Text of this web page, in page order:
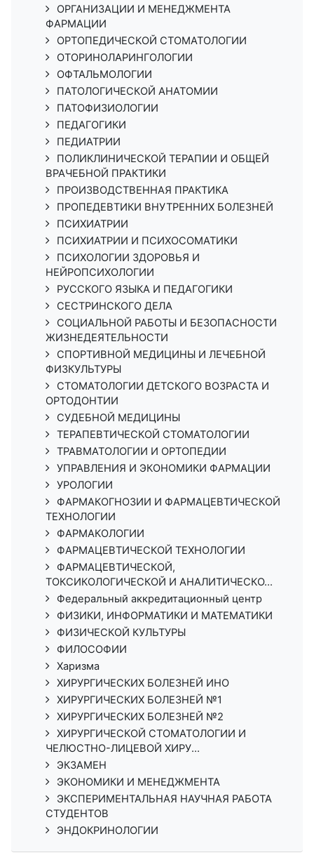
ОРГАНИЗАЦИИ И МЕНЕДЖМЕНТА
ФАРМАЦИИ
ОРТОПЕДИЧЕСКОЙ СТОМАТОЛОГИИ
ОТОРИНОЛАРИНГОЛОГИИ
ОФТАЛЬМОЛОГИИ
ПАТОЛОГИЧЕСКОЙ АНАТОМИИ
ПАТОФИЗИОЛОГИИ
ПЕДАГОГИКИ
ПЕДИАТРИИ
ПОЛИКЛИНИЧЕСКОЙ ТЕРАПИИ И ОБЩЕЙ
ВРАЧЕБНОЙ ПРАКТИКИ
ПРОИЗВОДСТВЕННАЯ ПРАКТИКА
ПРОПЕДЕВТИКИ ВНУТРЕННИХ БОЛЕЗНЕЙ
ПСИХИАТРИИ
ПСИХИАТРИИ И ПСИХОСОМАТИКИ
ПСИХОЛОГИИ ЗДОРОВЬЯ И
НЕЙРОПСИХОЛОГИИ
РУССКОГО ЯЗЫКА И ПЕДАГОГИКИ
СЕСТРИНСКОГО ДЕЛА
СОЦИАЛЬНОЙ РАБОТЫ И БЕЗОПАСНОСТИ
ЖИЗНЕДЕЯТЕЛЬНОСТИ
СПОРТИВНОЙ МЕДИЦИНЫ И ЛЕЧЕБНОЙ
ФИЗКУЛЬТУРЫ
СТОМАТОЛОГИИ ДЕТСКОГО ВОЗРАСТА И
ОРТОДОНТИИ
СУДЕБНОЙ МЕДИЦИНЫ
ТЕРАПЕВТИЧЕСКОЙ СТОМАТОЛОГИИ
ТРАВМАТОЛОГИИ И ОРТОПЕДИИ
УПРАВЛЕНИЯ И ЭКОНОМИКИ ФАРМАЦИИ
УРОЛОГИИ
ФАРМАКОГНОЗИИ И ФАРМАЦЕВТИЧЕСКОЙ
ТЕХНОЛОГИИ
ФАРМАКОЛОГИИ
ФАРМАЦЕВТИЧЕСКОЙ ТЕХНОЛОГИИ
ФАРМАЦЕВТИЧЕСКОЙ,
ТОКСИКОЛОГИЧЕСКОЙ И АНАЛИТИЧЕСКО...
Федеральный аккредитационный центр
ФИЗИКИ, ИНФОРМАТИКИ И МАТЕМАТИКИ
ФИЗИЧЕСКОЙ КУЛЬТУРЫ
ФИЛОСОФИИ
Харизма
ХИРУРГИЧЕСКИХ БОЛЕЗНЕЙ ИНО
ХИРУРГИЧЕСКИХ БОЛЕЗНЕЙ №1
ХИРУРГИЧЕСКИХ БОЛЕЗНЕЙ №2
ХИРУРГИЧЕСКОЙ СТОМАТОЛОГИИ И
ЧЕЛЮСТНО-ЛИЦЕВОЙ ХИРУ...
ЭКЗАМЕН
ЭКОНОМИКИ И МЕНЕДЖМЕНТА
ЭКСПЕРИМЕНТАЛЬНАЯ НАУЧНАЯ РАБОТА
СТУДЕНТОВ
ЭНДОКРИНОЛОГИИ